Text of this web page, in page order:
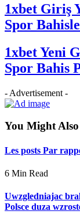
1xbet Giriş
Spor
1xbet Yeni
Spor Bahis
- Advertisement -
You Might
Les posts Par
6 Min Read
Uwzgledniajac
Polsce duza